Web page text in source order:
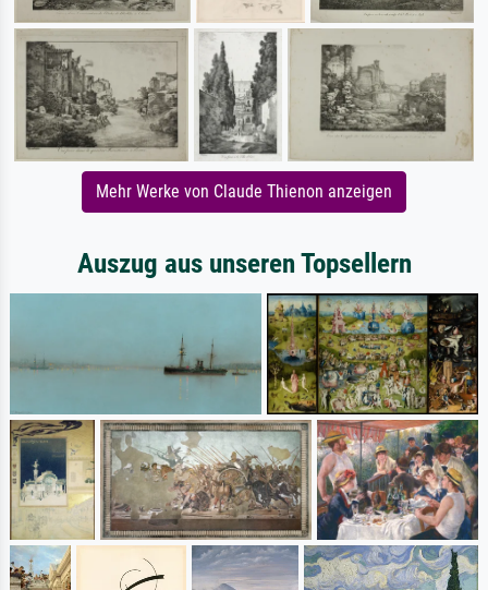
Mehr Werke von Claude Thienon anzeigen
Auszug aus unseren Topsellern